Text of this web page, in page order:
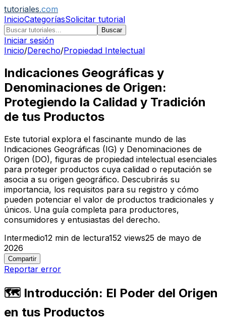
tutoriales.com
InicioCategoríasSolicitar tutorial
Buscar
Iniciar sesión
Inicio/Derecho/Propiedad Intelectual
Indicaciones Geográficas y
Denominaciones de Origen:
Protegiendo la Calidad y Tradición
de tus Productos
Este tutorial explora el fascinante mundo de las
Indicaciones Geográficas (IG) y Denominaciones de
Origen (DO), figuras de propiedad intelectual esenciales
para proteger productos cuya calidad o reputación se
asocia a su origen geográfico. Descubrirás su
importancia, los requisitos para su registro y cómo
pueden potenciar el valor de productos tradicionales y
únicos. Una guía completa para productores,
consumidores y entusiastas del derecho.
Intermedio12 min de lectura152 views25 de mayo de
2026
Compartir
Reportar error
🗺️ Introducción: El Poder del Origen
en tus Productos